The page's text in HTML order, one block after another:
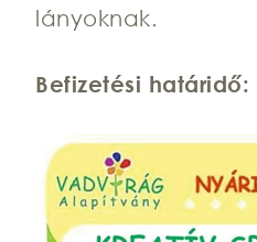
lányoknak.
Befizetési határidő: